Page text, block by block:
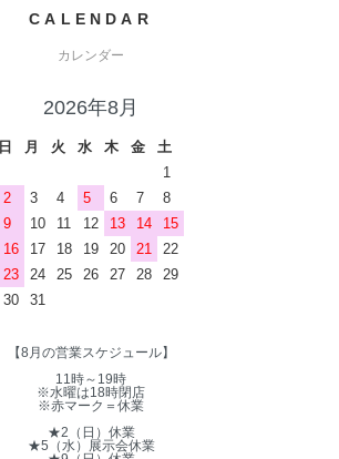
CALENDAR
カレンダー
2026年8月
日 月 火 水 木 金
土
1
2
3 4 5 6 7
8
9
10 11 12 13 14
15
16
17 18 19 20 21
22
23
24 25 26 27 28
29
30
31
【8月の営業スケジュール】
11時～19時
※水曜は18時閉店
※赤マーク＝休業
★2（日）休業
★5（水）展示会休業